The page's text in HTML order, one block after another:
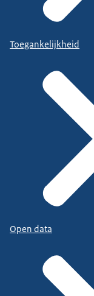
Toegankelijkheid
Open data